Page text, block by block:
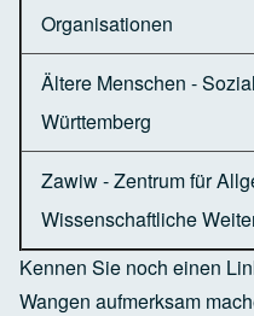
Organisationen
Ältere Menschen -
Württemberg
Zawiw - Zentrum für
Wissenschaftliche
Kennen Sie noch einen
Wangen aufmerksam